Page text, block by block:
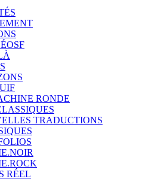
RONDE
TRADUCTIONS
RÉEL